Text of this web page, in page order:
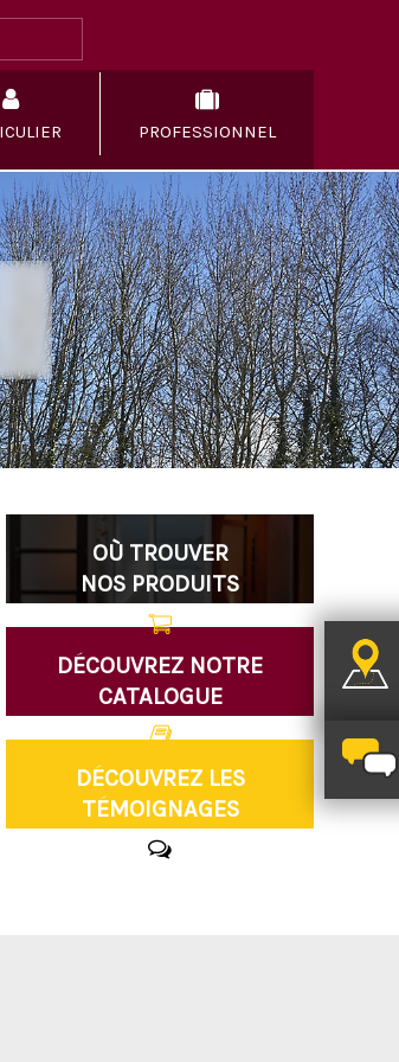
PROFESSIONNEL
OÙ TROUVER
NOS PRODUITS
DÉCOUVREZ NOTRE
CATALOGUE
DÉCOUVREZ LES
TÉMOIGNAGES